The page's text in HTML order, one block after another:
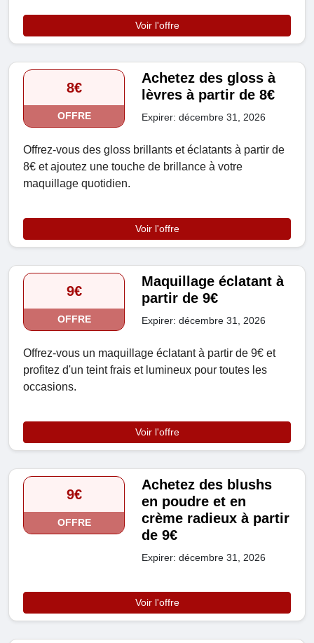
Voir l'offre
8€
OFFRE
Achetez des gloss à
lèvres à partir de 8€
Expirer: décembre 31, 2026
Offrez-vous des gloss brillants et éclatants à partir de
8€ et ajoutez une touche de brillance à votre
maquillage quotidien.
Voir l'offre
9€
OFFRE
Maquillage éclatant à
partir de 9€
Expirer: décembre 31, 2026
Offrez-vous un maquillage éclatant à partir de 9€ et
profitez d'un teint frais et lumineux pour toutes les
occasions.
Voir l'offre
9€
OFFRE
Achetez des blushs
en poudre et en
crème radieux à partir
de 9€
Expirer: décembre 31, 2026
Voir l'offre